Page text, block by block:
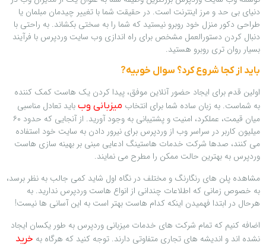
دنیای بی حد و مرز اینترنت است. در حقیقت شما با تغییر چیدمان مبلمان یا
طراحی دکور منزل خود روبرو نیستید که شما را به سختی بکشاند. به راحتی با
دنبال کردن دستورالعمل مشخص برای راه اندازی وب سایت وردپرس با فرآیند
بسیار روان تری روبرو هستید.
باید از کجا شروع کرد؟ سوال خوبیه?
اولین قدم برای ایجاد حضور آنلاین موفق، پیدا کردن یک هاست کمک کننده
به شماست. به زبان ساده شما برای انتخاب میزبانی وب باید تعادل مناسبی
میان قیمت، عملکرد، امنیت و پشتیبانی به وجود آورید. از آنجایی که حدود ۶۰
میلیون کاربر در سراسر وب از وردپرس برای نیرور دادن به سایت خود استفاده
می کنند، صدها شرکت خدمات هاستینگ ادعایی مبنی بر بهینه سازی هاست
وردپرس به بهترین حالت ممکن را مطرح می نمایند.
مشاهده پلن های رنگارنگ و مختلف در نگاه اول شاید کمی جالب به نظر برسد،
به خصوص زمانی که اطلاعات چندانی از انواع هاست وردپرس ندارید. به
هرحال در ابتدا فهمیدن اینکه کدام هاست بهتر است به این آسانی ها نیست!
اضافه کنیم که تمام شرکت های خدمات میزبانی وردپرس به طور یکسان ایجاد
نشده اند و اندیشه های تجاری متفاوتی دارند. توجه کنید که هرگاه به خرید